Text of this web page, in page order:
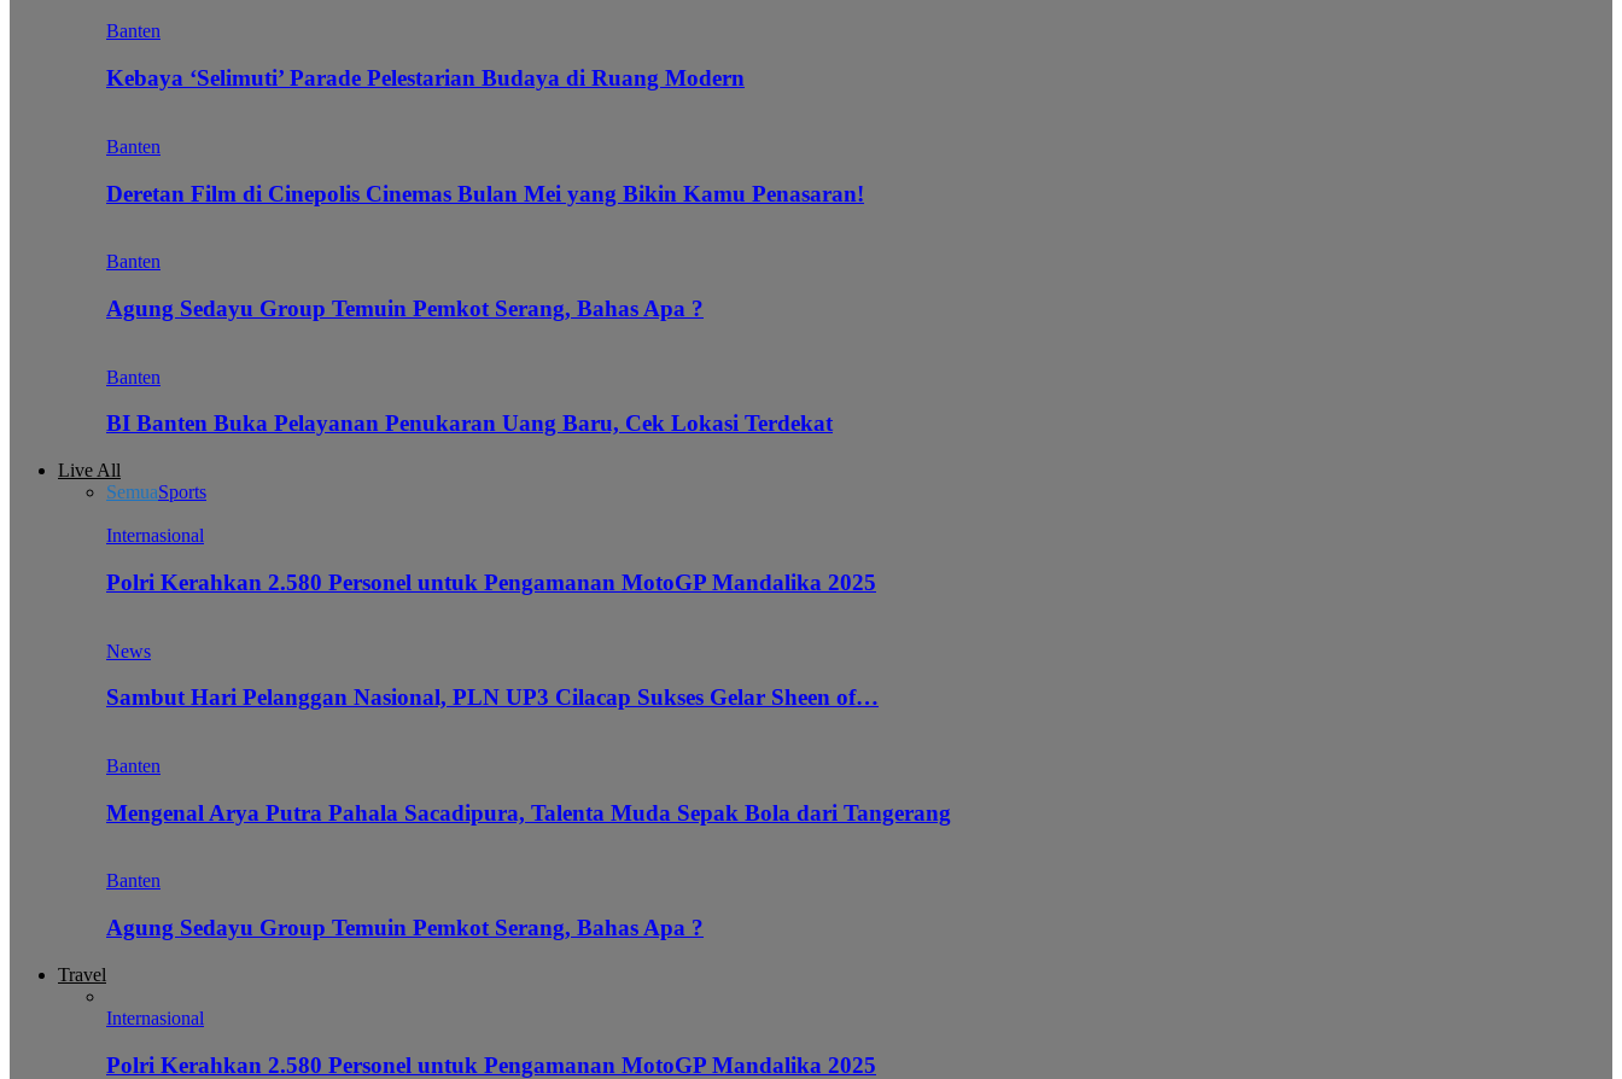
Banten
Kebaya ‘Selimuti’ Parade Pelestarian Budaya di Ruang Modern
Banten
Deretan Film di Cinepolis Cinemas Bulan Mei yang Bikin Kamu Penasaran!
Banten
Agung Sedayu Group Temuin Pemkot Serang, Bahas Apa ?
Banten
BI Banten Buka Pelayanan Penukaran Uang Baru, Cek Lokasi Terdekat
Live All
SemuaSports
Internasional
Polri Kerahkan 2.580 Personel untuk Pengamanan MotoGP Mandalika 2025
News
Sambut Hari Pelanggan Nasional, PLN UP3 Cilacap Sukses Gelar Sheen of…
Banten
Mengenal Arya Putra Pahala Sacadipura, Talenta Muda Sepak Bola dari Tangerang
Banten
Agung Sedayu Group Temuin Pemkot Serang, Bahas Apa ?
Travel
Internasional
Polri Kerahkan 2.580 Personel untuk Pengamanan MotoGP Mandalika 2025